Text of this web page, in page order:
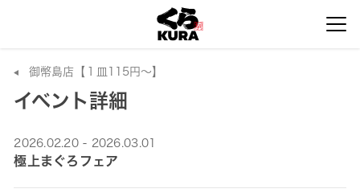
御幣島店【１皿115円～】
イベント詳細
2026.02.20 - 2026.03.01
極上まぐろフェア